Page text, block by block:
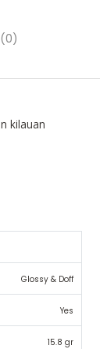
kilauan
Glossy & Doff
Yes
15.8 gr